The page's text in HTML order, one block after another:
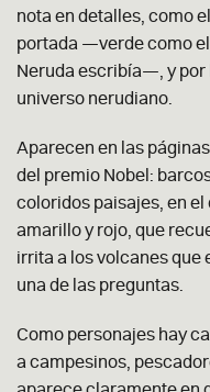
nota en detalles, como
portada —verde como
Neruda escribía—, y por
universo nerudiano.
Aparecen en las
del premio Nobel:
coloridos paisajes, en
amarillo y rojo, que
irrita a los volcanes que
una de las preguntas.
Como personajes hay
a campesinos,